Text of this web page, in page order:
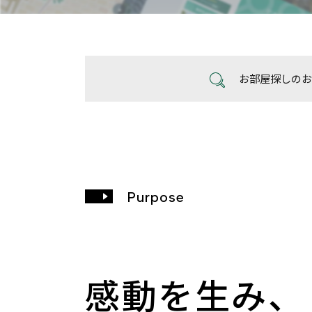
お部屋探しの
Purpose
感動を生み、